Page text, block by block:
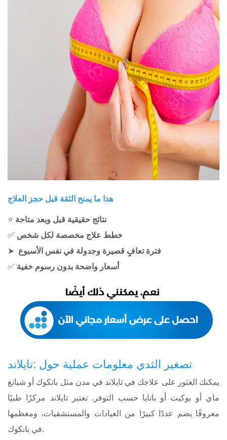
هذا ما يمنح الثقة قبل حجز العلاج
⭐ نتائج حقيقية قبل وبعد متاحة
✅ خطط علاج مخصصة لكل شخص
➤ فترة تعافٍ قصيرة وجدولة في نفس الأسبوع
✅ أسعار واضحة بدون رسوم خفية
تصغير الثدي معلومات عملية حول :تايلاند
يمكنك العثور على علاجك في تايلاند في مدن مثل بانكوك أو شيانغ
ماي أو بوكيت أو باتايا حسب التوفر. تعتبر تايلاند مركزًا طبيًا
معروفًا يضم عددًا كبيرًا من العيادات والمستشفيات، ومعظمها
في بانكوك.